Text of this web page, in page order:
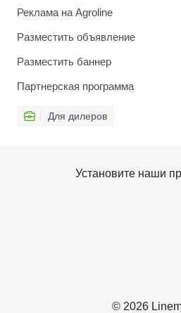
Реклама на Agroline
Разместить объявление
Разместить баннер
Партнерская программа
Для дилеров
© 2026
Установите наши